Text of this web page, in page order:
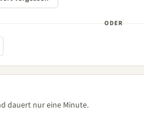
ODER
dauert nur eine Minute.